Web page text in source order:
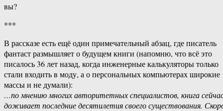
вы?
***
В рассказе есть ещё один примечательный абзац, где писатель
фантаст размышляет о будущем книги (напомню, что всё это
писалось 36 лет назад, когда инженерные калькуляторы только
стали входить в моду, а о персональных компьютерах широкие
массы и не думали):
…по мнению многих авторитетных специалистов, книга
доживает последние десятилетия своего существования.